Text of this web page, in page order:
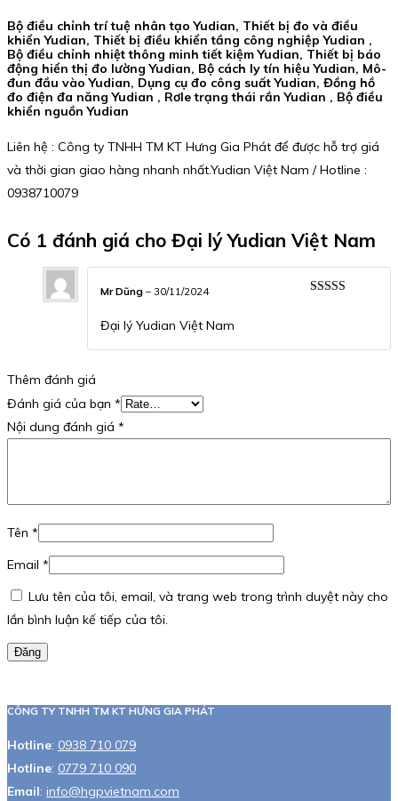
Bộ điều chỉnh trí tuệ nhân tạo Yudian, Thiết bị đo và điều
khiển Yudian, Thiết bị điều khiển tầng công nghiệp Yudian ,
Bộ điều chỉnh nhiệt thông minh tiết kiệm Yudian, Thiết bị báo
động hiển thị đo lường Yudian, Bộ cách ly tín hiệu Yudian, Mô-
đun đầu vào Yudian, Dụng cụ đo công suất Yudian, Đồng hồ
đo điện đa năng Yudian , Rơle trạng thái rắn Yudian , Bộ điều
khiển nguồn Yudian
Liên hệ : Công ty TNHH TM KT Hưng Gia Phát để được hỗ trợ giá
và thời gian giao hàng nhanh nhất.Yudian Việt Nam / Hotline :
0938710079
Có 1 đánh giá cho Đại lý Yudian Việt Nam
Mr Dũng – 30/11/2024
Đại lý Yudian Việt Nam
Thêm đánh giá
Đánh giá của bạn *
Nội dung đánh giá *
Tên *
Email *
Lưu tên của tôi, email, và trang web trong trình duyệt này cho
lần bình luận kế tiếp của tôi.
Đăng
CÔNG TY TNHH TM KT HƯNG GIA PHÁT
Hotline: 0938 710 079
Hotline: 0779 710 090
Email: info@hgpvietnam.com